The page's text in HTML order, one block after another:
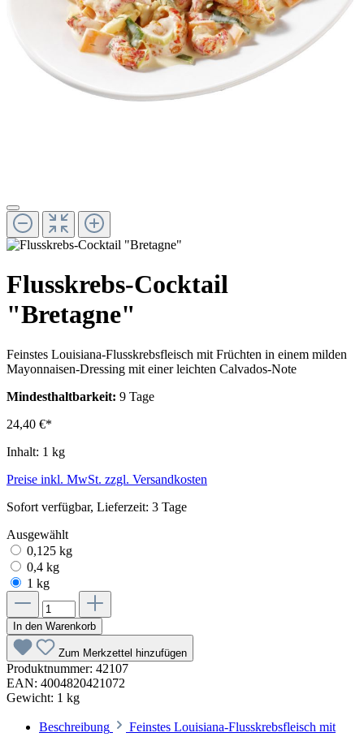
Flusskrebs-Cocktail
"Bretagne"
Feinstes Louisiana-Flusskrebsfleisch mit Früchten in einem milden
Mayonnaisen-Dressing mit einer leichten Calvados-Note
Mindesthaltbarkeit: 9 Tage
24,40 €*
Inhalt: 1 kg
Preise inkl. MwSt. zzgl. Versandkosten
Sofort verfügbar, Lieferzeit: 3 Tage
Ausgewählt
0,125 kg
0,4 kg
1 kg
In den Warenkorb
Zum Merkzettel hinzufügen
Produktnummer: 42107
EAN: 4004820421072
Gewicht: 1 kg
Beschreibung
Feinstes Louisiana-Flusskrebsfleisch mit